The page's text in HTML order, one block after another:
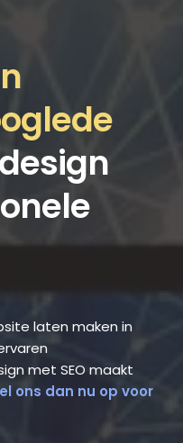
laten maken in
met SEO maakt
ons dan nu op voor